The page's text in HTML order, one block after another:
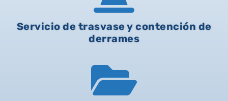
Servicio de trasvase y contención de
derrames
